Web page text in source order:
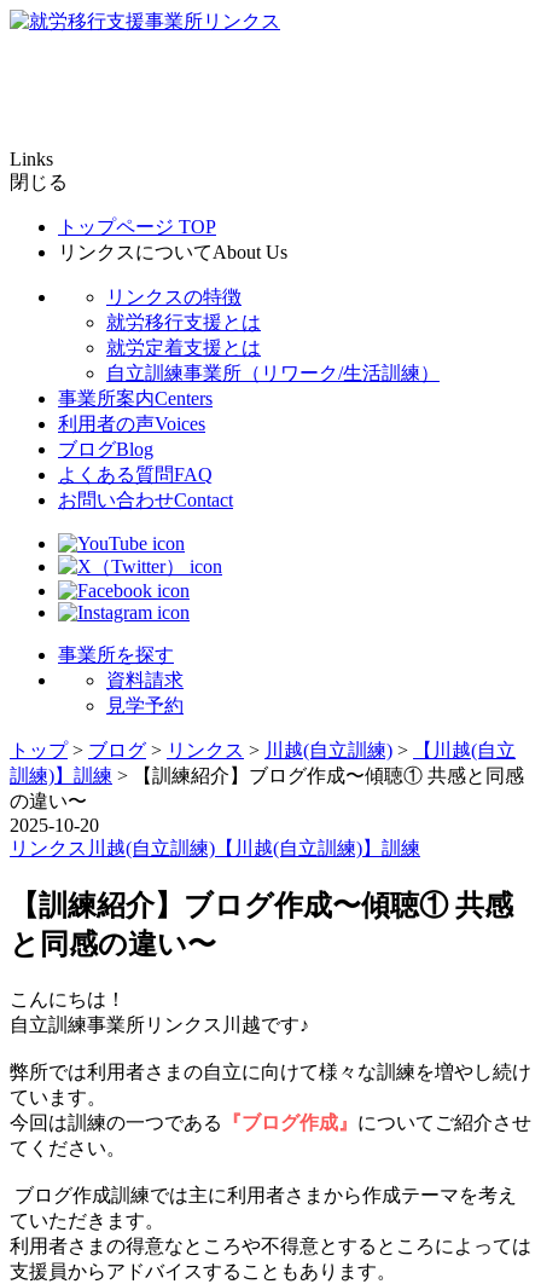
Links
閉じる
トップページ TOP
リンクスについてAbout Us
リンクスの特徴
就労移行支援とは
就労定着支援とは
自立訓練事業所（リワーク/生活訓練）
事業所案内Centers
利用者の声Voices
ブログBlog
よくある質問FAQ
お問い合わせContact
事業所を探す
資料請求
見学予約
トップ> ブログ > リンクス > 川越(自立訓練) >
【川越(自立
訓練)】訓練 >
【訓練紹介】ブログ作成〜傾聴① 共感と同感
の違い〜
2025-10-20
リンクス 川越(自立訓練) 【川越(自立訓練)】訓練
【訓練紹介】ブログ作成〜傾聴① 共感
と同感の違い〜
こんにちは！
自立訓練事業所リンクス川越です♪
弊所では利用者さまの自立に向けて様々な訓練を増やし続け
ています。
今回は訓練の一つである
『ブログ作成』 についてご紹介させ
てください。
ブログ作成訓練では主に利用者さまから作成テーマを考え
ていただきます。
利用者さまの得意なところや不得意とするところによっては
支援員からアドバイスすることもあります。